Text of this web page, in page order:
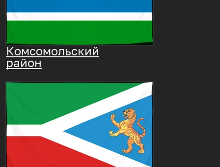
Комсомольский
район